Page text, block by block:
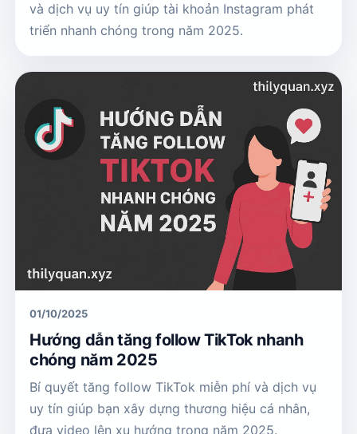
và dịch vụ uy tín giúp tài khoản Instagram phát
triển nhanh chóng trong năm 2025.
01/10/2025
Hướng dẫn tăng follow TikTok nhanh
chóng năm 2025
Bí quyết tăng follow TikTok miễn phí và dịch vụ
uy tín giúp bạn xây dựng thương hiệu cá nhân,
đưa video lên xu hướng trong năm 2025.